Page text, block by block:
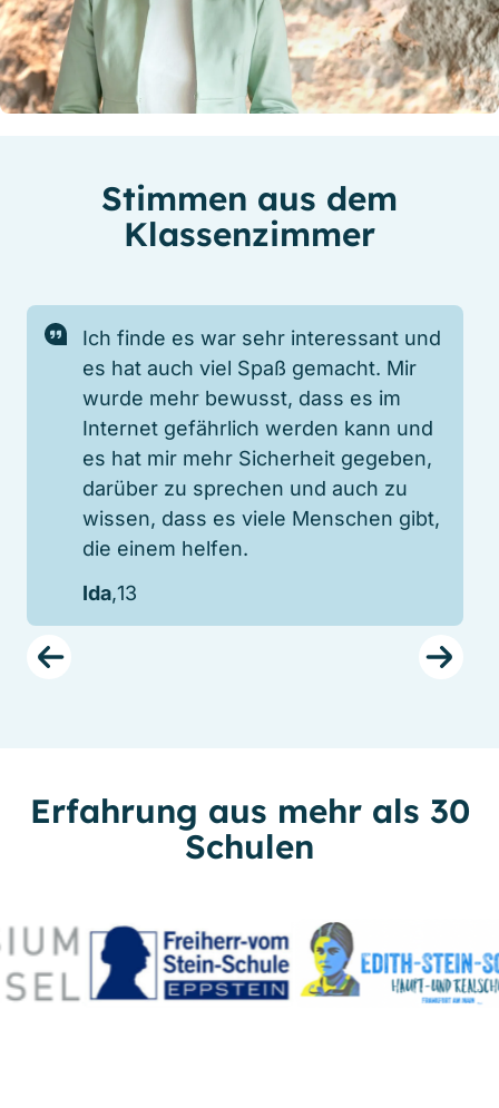
Stimmen aus dem
Klassenzimmer
Ich finde es war sehr interessant und
es hat auch viel Spaß gemacht. Mir
wurde mehr bewusst, dass es im
Internet gefährlich werden kann und
es hat mir mehr Sicherheit gegeben,
darüber zu sprechen und auch zu
wissen, dass es viele Menschen gibt,
die einem helfen.
Ida,13
Erfahrung aus mehr als 30
Schulen